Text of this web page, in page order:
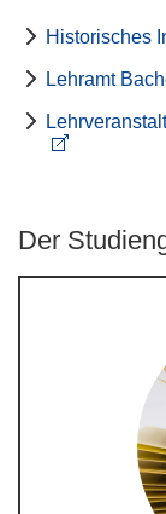
Historisches
Lehramt
Der